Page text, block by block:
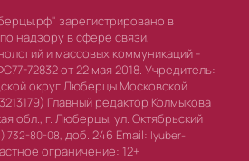
зарегистрировано в
надзору в сфере связи,
и массовых коммуникаций -
72832 от 22 мая 2018. Учредитель:
округ Люберцы Московской
Главный редактор Колмыкова
обл., г. Люберцы, ул. Октябрьский
732-80-08, доб. 246 Email: lyuber-
ограничение: 12+